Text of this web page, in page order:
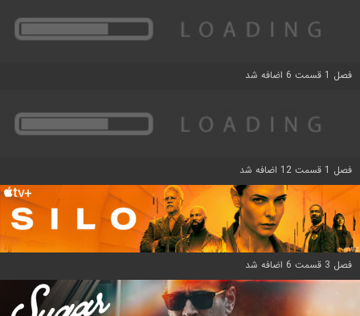
فصل 1 قسمت 6 اضافه شد
فصل 1 قسمت 12 اضافه شد
فصل 3 قسمت 6 اضافه شد